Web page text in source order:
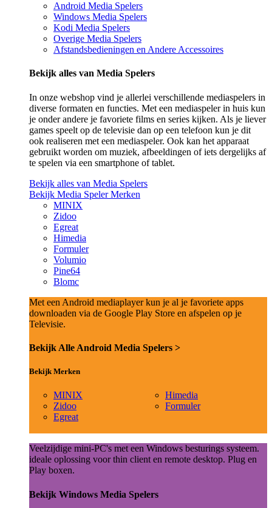
Android Media Spelers
Windows Media Spelers
Kodi Media Spelers
Overige Media Spelers
Afstandsbedieningen en Andere Accessoires
Bekijk alles van Media Spelers
In onze webshop vind je allerlei verschillende mediaspelers in
diverse formaten en functies. Met een mediaspeler in huis kun
je onder andere je favoriete films en series kijken. Als je liever
games speelt op de televisie dan op een telefoon kun je dit
ook realiseren met een mediaspeler. Ook kan het apparaat
gebruikt worden om muziek, afbeeldingen of iets dergelijks af
te spelen via een smartphone of tablet.
Bekijk alles van Media Spelers
Bekijk Media Speler Merken
MINIX
Zidoo
Egreat
Himedia
Formuler
Volumio
Pine64
Blomc
Met een Android mediaplayer kun je al je favoriete apps
downloaden via de Google Play Store en afspelen op je
Televisie.
Bekijk Alle Android Media Spelers >
Bekijk Merken
MINIX
Zidoo
Egreat
Himedia
Formuler
Veelzijdige mini-PC's met een Windows besturings systeem.
ideale oplossing voor thin client en remote desktop. Plug en
Play boxen.
Bekijk Windows Media Spelers